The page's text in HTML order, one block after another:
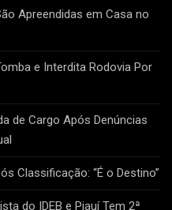
Apreendidas em Casa no
e Interdita Rodovia Por
de Cargo Após Denúncias
Classificação: “É o Destino”
do IDEB e Piauí Tem 2ª